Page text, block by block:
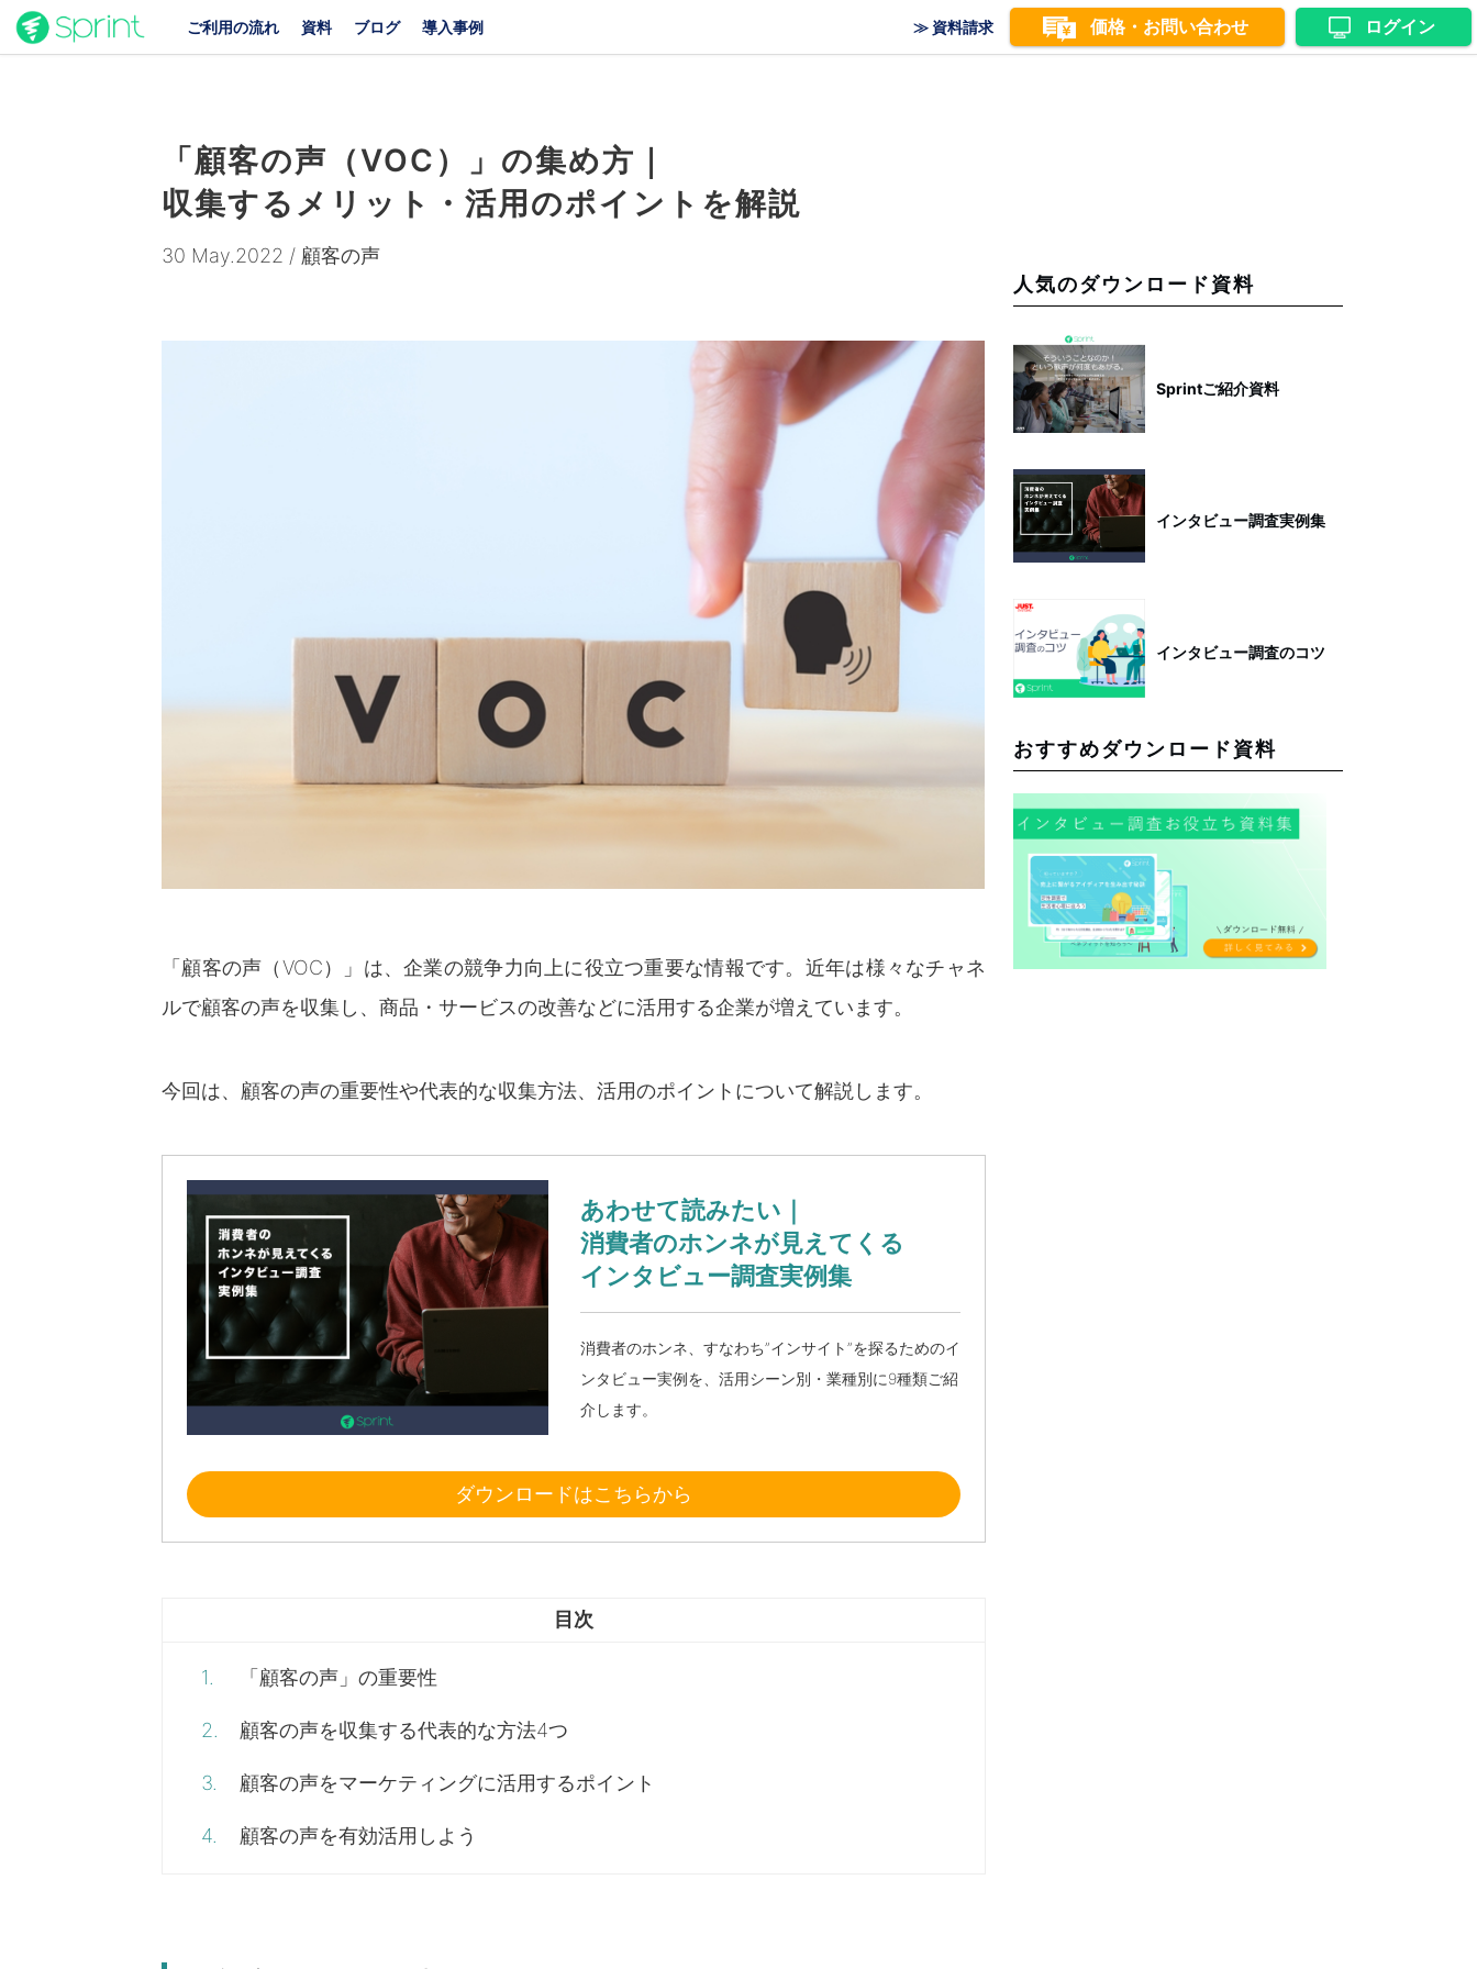
ご利用の流れ 資料 ブログ 導入事例 ≫ 資料請求 価格・お問い合わせ ログイン
「顧客の声（VOC）」の集め方｜
収集するメリット・活用のポイントを解説
30 May.2022 / 顧客の声
「顧客の声（VOC）」は、企業の競争力向上に役立つ重要な情報です。近年は様々なチャネ
ルで顧客の声を収集し、商品・サービスの改善などに活用する企業が増えています。
今回は、顧客の声の重要性や代表的な収集方法、活用のポイントについて解説します。
あわせて読みたい｜
消費者のホンネが見えてくる
インタビュー調査実例集
消費者のホンネ、すなわち”インサイト”を探るためのイ
ンタビュー実例を、活用シーン別・業種別に9種類ご紹
介します。
ダウンロードはこちらから
目次
1. 「顧客の声」の重要性
2. 顧客の声を収集する代表的な方法4つ
3. 顧客の声をマーケティングに活用するポイント
4. 顧客の声を有効活用しよう
人気のダウンロード資料
Sprintご紹介資料
インタビュー調査実例集
インタビュー調査のコツ
おすすめダウンロード資料